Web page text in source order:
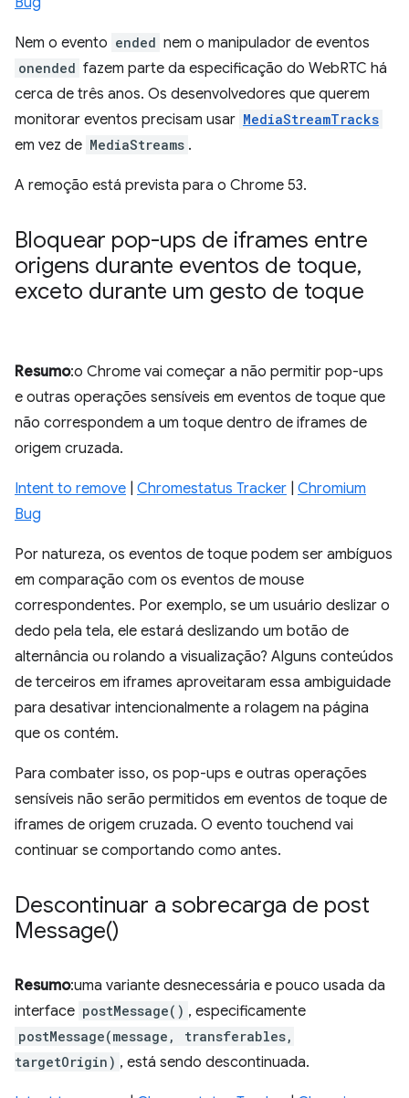
Nem o evento ended nem o manipulador de eventos
onended fazem parte da especificação do WebRTC há
cerca de três anos. Os desenvolvedores que querem
monitorar eventos precisam usar MediaStreamTracks
em vez de MediaStreams .
A remoção está prevista para o Chrome 53.
Bloquear pop-ups de iframes entre
origens durante eventos de toque,
exceto durante um gesto de toque
Resumo:o Chrome vai começar a não permitir pop-ups
e outras operações sensíveis em eventos de toque que
não correspondem a um toque dentro de iframes de
origem cruzada.
Intent to remove Chromestatus Tracker Chromium
Bug
Por natureza, os eventos de toque podem ser ambíguos
em comparação com os eventos de mouse
correspondentes. Por exemplo, se um usuário deslizar o
dedo pela tela, ele estará deslizando um botão de
alternância ou rolando a visualização? Alguns conteúdos
de terceiros em iframes aproveitaram essa ambiguidade
para desativar intencionalmente a rolagem na página
que os contém.
Para combater isso, os pop-ups e outras operações
sensíveis não serão permitidos em eventos de toque de
iframes de origem cruzada. O evento touchend vai
continuar se comportando como antes.
Descontinuar a sobrecarga de post
Message()
Resumo:uma variante desnecessária e pouco usada da
interface postMessage() , especificamente
postMessage(message, transferables,
targetOrigin) , está sendo descontinuada.